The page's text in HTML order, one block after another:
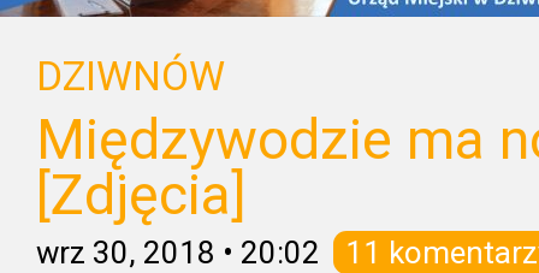
DZIWNÓW
Międzywodzie ma
[Zdjęcia]
wrz 30, 2018 • 20:02 11